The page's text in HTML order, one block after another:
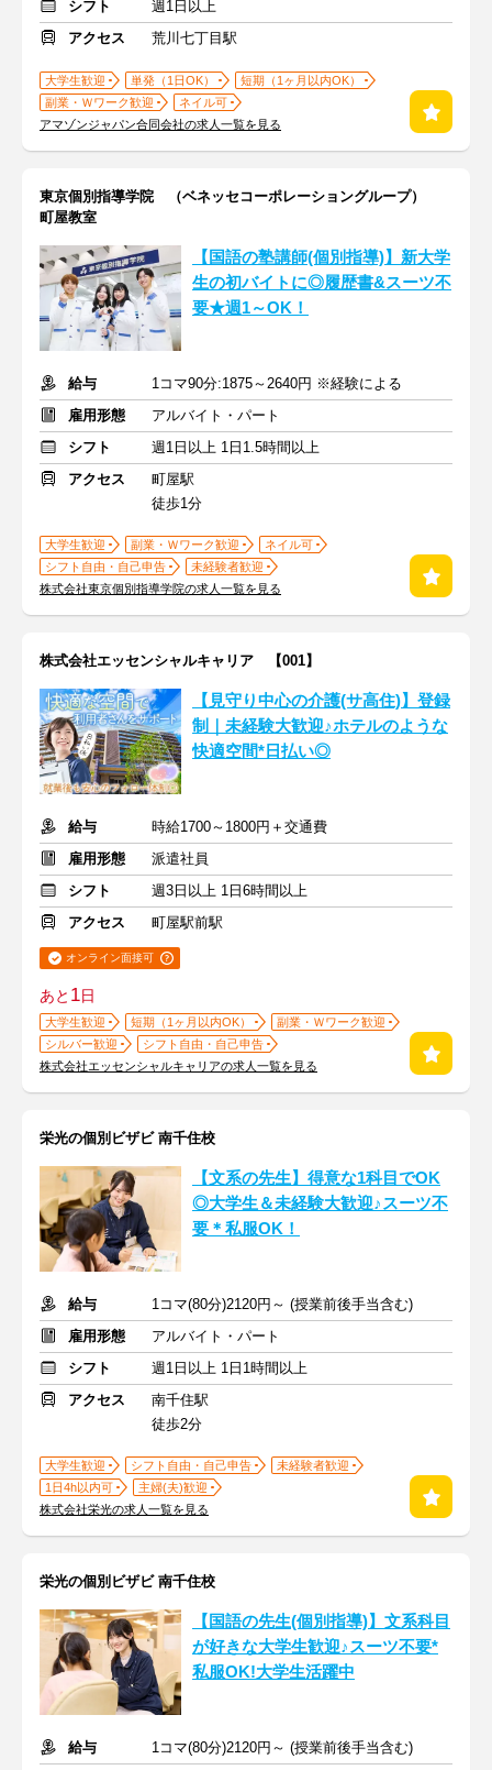
シフト
週1日以上
アクセス
荒川七丁目駅
大学生歓迎 単発（1日OK）
短期（1ヶ月以内OK）
副業・Ｗワーク歓迎
ネイル可
アマゾンジャパン合同会社の求人一覧を見る
東京個別指導学院 （ベネッセコーポレーショングループ）
町屋教室
【国語の塾講師(個別指導)】新大学
生の初バイトに◎履歴書&スーツ不
要★週1～OK！
給与
1コマ90分:1875～2640円 ※経験による
雇用形態
アルバイト・パート
シフト
週1日以上 1日1.5時間以上
アクセス
町屋駅
徒歩1分
大学生歓迎 副業・Ｗワーク歓迎
ネイル可
シフト自由・自己申告
未経験者歓迎
株式会社東京個別指導学院の求人一覧を見る
株式会社エッセンシャルキャリア 【001】
【見守り中心の介護(サ高住)】登録
制｜未経験大歓迎♪ホテルのような
快適空間*日払い◎
給与
時給1700～1800円＋交通費
雇用形態
派遣社員
シフト
週3日以上 1日6時間以上
アクセス
町屋駅前駅
オンライン面接可
あと 1日
大学生歓迎 短期（1ヶ月以内OK）
副業・Ｗワーク歓迎
シルバー歓迎
シフト自由・自己申告
株式会社エッセンシャルキャリアの求人一覧を見る
栄光の個別ビザビ 南千住校
【文系の先生】得意な1科目でOK
◎大学生＆未経験大歓迎♪スーツ不
要＊私服OK！
給与
1コマ(80分)2120円～ (授業前後手当含む)
雇用形態
アルバイト・パート
シフト
週1日以上 1日1時間以上
アクセス
南千住駅
徒歩2分
大学生歓迎 シフト自由・自己申告
未経験者歓迎
1日4h以内可
主婦(夫)歓迎
株式会社栄光の求人一覧を見る
栄光の個別ビザビ 南千住校
【国語の先生(個別指導)】文系科目
が好きな大学生歓迎♪スーツ不要*
私服OK!大学生活躍中
給与
1コマ(80分)2120円～ (授業前後手当含む)